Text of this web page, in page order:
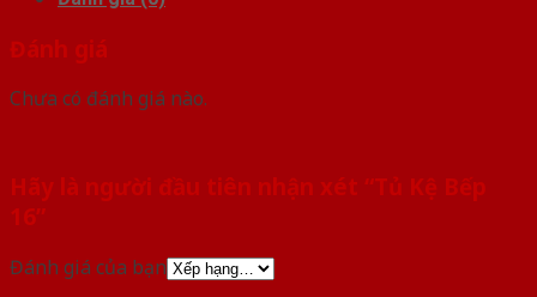
Đánh giá
Chưa có đánh giá nào.
Hãy là người đầu tiên nhận xét “Tủ Kệ Bếp
16”
Đánh giá của bạn